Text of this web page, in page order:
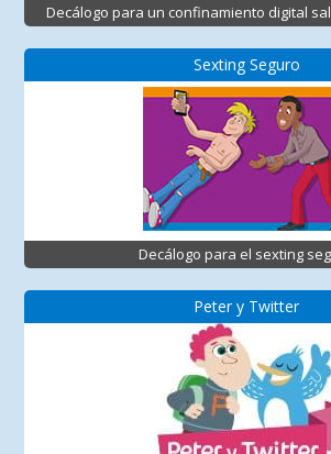
Decálogo para un confinamiento digital
Sexting Seguro
Decálogo para el sexting
Peter y Twitter